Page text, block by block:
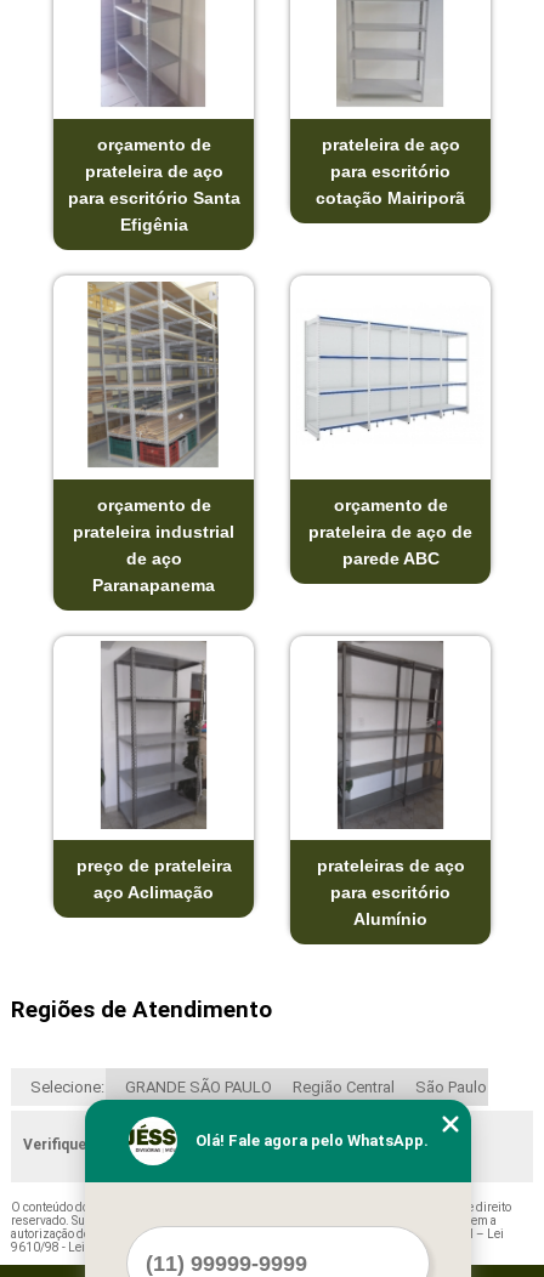
orçamento de
prateleira de aço
para escritório Santa
Efigênia
prateleira de aço
para escritório
cotação Mairiporã
orçamento de
prateleira industrial
de aço
Paranapanema
orçamento de
prateleira de aço de
parede ABC
preço de prateleira
aço Aclimação
prateleiras de aço
para escritório
Alumínio
Regiões de Atendimento
Selecione: GRANDE SÃO PAULO Região Central São Paulo
Verifique as regiões que atendemos
O conteúdo do texto "
" é de direito
reservado. Sua reprodução, parcial ou total, mesmo citando nossos links, é proibida sem a
autorização do autor. Crime de violação de direito autoral – artigo 184 do Código Penal – Lei
9610/98 - Lei de direitos autorais
Olá! Fale agora pelo WhatsApp.